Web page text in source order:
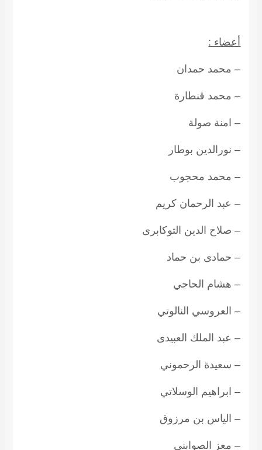
أعضاء :
– محمد حمدان
– محمد قنطارة
– امنة صولة
– نورالدين بوطار
– محمد محجوب
– عبد الرحمان كريم
– صلاح الدين التوكابرى
– حمادى بن حماد
– هشام الحاجي
– العروسي النالوتي
– عبد الملك العبيدى
– سعيدة الرحموني
– ابراهيم الوسلاتي
– الياس بن مرزوق
– معز الصوابني